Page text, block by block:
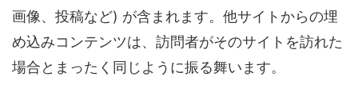
画像、投稿など) が含まれます。他サイトからの埋
め込みコンテンツは、訪問者がそのサイトを訪れた
場合とまったく同じように振る舞います。